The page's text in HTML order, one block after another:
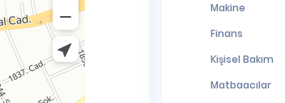
Makine
Finans
Kişisel Bakım
Matbaacılar